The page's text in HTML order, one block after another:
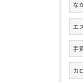
な
エ
手
カ